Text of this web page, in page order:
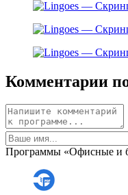
Комментарии
Программы «Офисные и